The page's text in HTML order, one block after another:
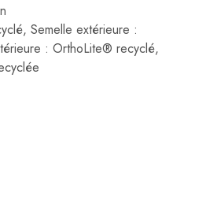
Semelle extérieure :
: OrthoLite® recyclé,